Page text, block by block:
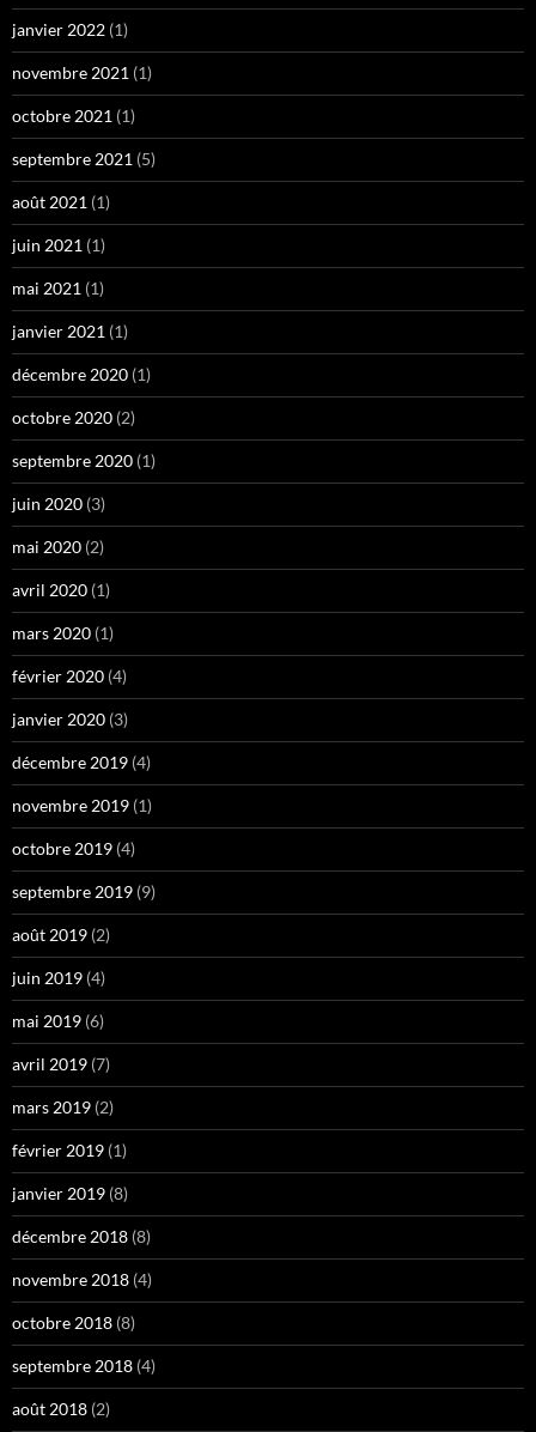
janvier 2022 (1)
novembre 2021 (1)
octobre 2021 (1)
septembre 2021 (5)
août 2021 (1)
juin 2021 (1)
mai 2021 (1)
janvier 2021 (1)
décembre 2020 (1)
octobre 2020 (2)
septembre 2020 (1)
juin 2020 (3)
mai 2020 (2)
avril 2020 (1)
mars 2020 (1)
février 2020 (4)
janvier 2020 (3)
décembre 2019 (4)
novembre 2019 (1)
octobre 2019 (4)
septembre 2019 (9)
août 2019 (2)
juin 2019 (4)
mai 2019 (6)
avril 2019 (7)
mars 2019 (2)
février 2019 (1)
janvier 2019 (8)
décembre 2018 (8)
novembre 2018 (4)
octobre 2018 (8)
septembre 2018 (4)
août 2018 (2)